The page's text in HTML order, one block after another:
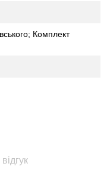
Комплект